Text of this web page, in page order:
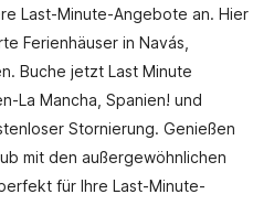
Last-Minute-Angebote an. Hier
Ferienhäuser in Navás,
Buche jetzt Last Minute
La Mancha, Spanien! und
Stornierung. Genießen
mit den außergewöhnlichen
für Ihre Last-Minute-